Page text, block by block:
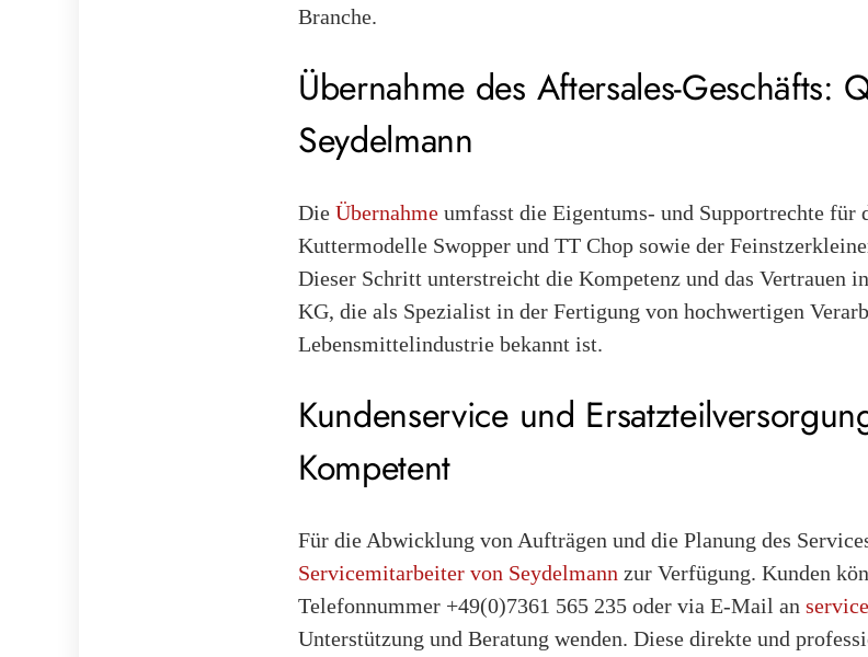
Branche.
Übernahme des Aftersales-Geschäfts:
Seydelmann
Die Übernahme umfasst die Eigentums- und Supportrechte für
Kuttermodelle Swopper und TT Chop sowie der
Dieser Schritt unterstreicht die Kompetenz und das Vertrauen
KG, die als Spezialist in der Fertigung von hochwertigen
Lebensmittelindustrie bekannt ist.
Kundenservice und
Kompetent
Für die Abwicklung von Aufträgen und die Planung des
Servicemitarbeiter von Seydelmann zur Verfügung. Kunden
Telefonnummer +49(0)7361 565 235 oder via E-Mail an
Unterstützung und Beratung wenden. Diese direkte und